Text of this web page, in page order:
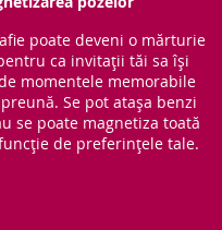
poate deveni o mărturie
ca invitații tăi sa își
momentele memorabile
Se pot atașa benzi
se poate magnetiza toată
de preferințele tale.